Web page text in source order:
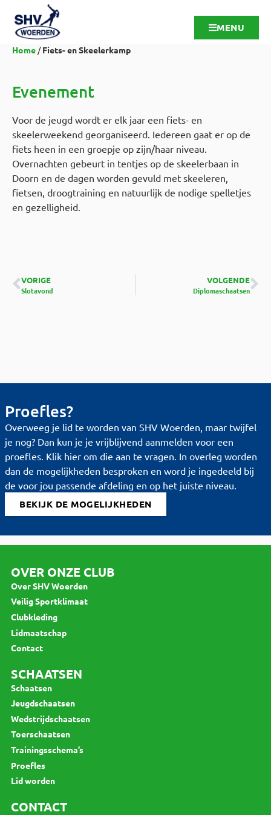
MENU
Home /Fiets- en Skeelerkamp
Evenement
Voor de jeugd wordt er elk jaar een fiets- en
skeelerweekend georganiseerd. Iedereen gaat er op de
fiets heen in een groepje op zijn/haar niveau.
Overnachten gebeurt in tentjes op de skeelerbaan in
Doorn en de dagen worden gevuld met skeeleren,
fietsen, droogtraining en natuurlijk de nodige spelletjes
en gezelligheid.
VORIGE
Slotavond
VOLGENDE
Diplomaschaatsen
Proefles?
Overweeg je lid te worden van SHV Woerden, maar twijfel
je nog? Dan kun je je vrijblijvend aanmelden voor een
proefles. Klik hier om die aan te vragen. In overleg worden
dan de mogelijkheden besproken en word je ingedeeld bij
de voor jou passende afdeling en op het juiste niveau.
BEKIJK DE MOGELIJKHEDEN
OVER ONZE CLUB
Over SHV Woerden
Veilig Sportklimaat
Clubkleding
Lidmaatschap
Contact
SCHAATSEN
Schaatsen
Jeugdschaatsen
Wedstrijdschaatsen
Toerschaatsen
Trainingsschema’s
Proefles
Lid worden
CONTACT